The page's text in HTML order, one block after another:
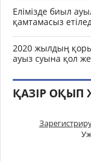
Елімізде биыл
қамтамасыз
2020 жылдың
ауыз суына қол
ҚАЗІР ОҚЫП